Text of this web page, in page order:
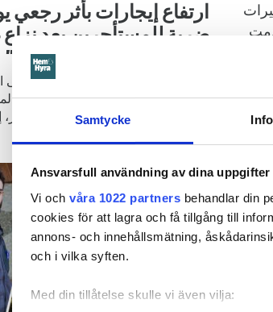
Samtycke
Ansvarsfull användning av dina uppgifter
Vi och våra 1022 partners behandlar din
cookies för att lagra och få tillgång till
annons- och innehållsmätning,
och i vilka syften.
Med din tillåtelse skulle vi även vilja:
من
كما
ارتفاع إيجارات بأثر رجعي
ضربة للمستأجرين بعد
”كانت الزيادة كبيرة للغاية”
بعد عملية استمرت لأكثر من عام، انتهى
الإيجارات. وسيتعين الآن على عدد من
مدينة بيتيو دفع زيادات كبيرة في